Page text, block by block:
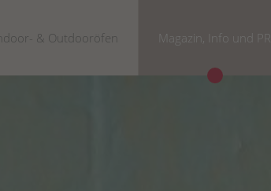
Indoor- & Outdooröfen Magazin, Info und PR